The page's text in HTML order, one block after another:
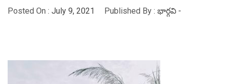
Posted On : July 9, 2021 Published By : భార్గవి -